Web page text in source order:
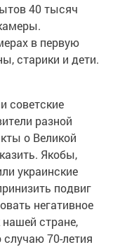
40 тысяч
в первую
старики и дети.
советские
разной
о Великой
Якобы,
украинские
подвиг
негативное
стране,
70-летия